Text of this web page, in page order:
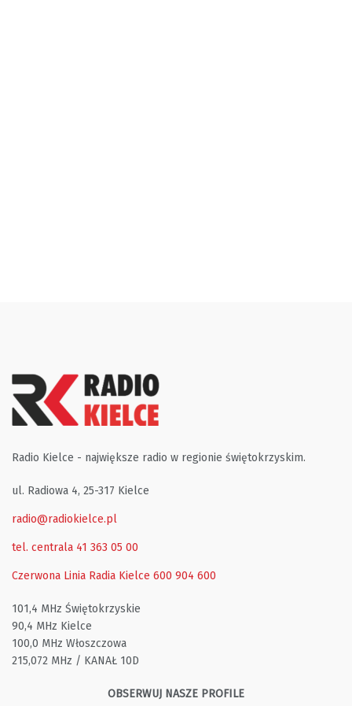
Radio Kielce - największe radio w regionie świętokrzyskim.
ul. Radiowa 4, 25-317 Kielce
radio@radiokielce.pl
tel. centrala 41 363 05 00
Czerwona Linia Radia Kielce 600 904 600
101,4 MHz Świętokrzyskie
90,4 MHz Kielce
100,0 MHz Włoszczowa
215,072 MHz / KANAŁ 10D
OBSERWUJ NASZE PROFILE